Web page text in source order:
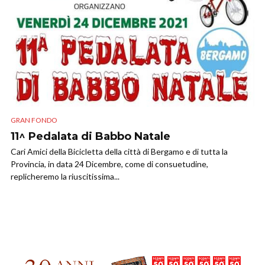
GRAN FONDO
11^ Pedalata di Babbo Natale
Cari Amici della Bicicletta della città di Bergamo e di tutta la
Provincia, in data 24 Dicembre, come di consuetudine,
replicheremo la riuscitissima...